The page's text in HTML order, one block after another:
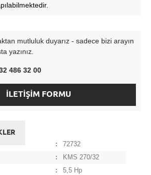
mutluluk duyarız - sadece bizi arayın
yazınız.
486 32 00
İLETİŞİM FORMU
:
72732
:
KMS 270/32
:
5,5 Hp